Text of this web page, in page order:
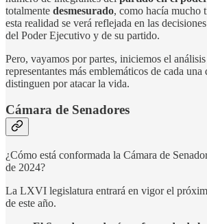
totalmente desmesurado, como hacía mucho
esta realidad se verá reflejada en las
del Poder Ejecutivo y de su partido.
Pero, vayamos por partes, iniciemos el
representantes más emblemáticos de cada una
distinguen por atacar la vida.
Cámara de Senadores
¿Cómo está conformada la Cámara de
de 2024?
La LXVI legislatura entrará en vigor el
de este año.